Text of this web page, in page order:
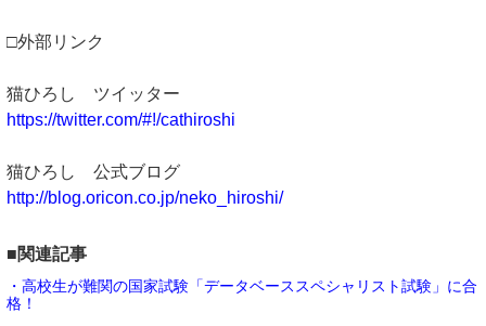
□外部リンク
猫ひろし ツイッター
https://twitter.com/#!/cathiroshi
猫ひろし 公式ブログ
http://blog.oricon.co.jp/neko_hiroshi/
■関連記事
・高校生が難関の国家試験「データベーススペシャリスト試験」に合
格！